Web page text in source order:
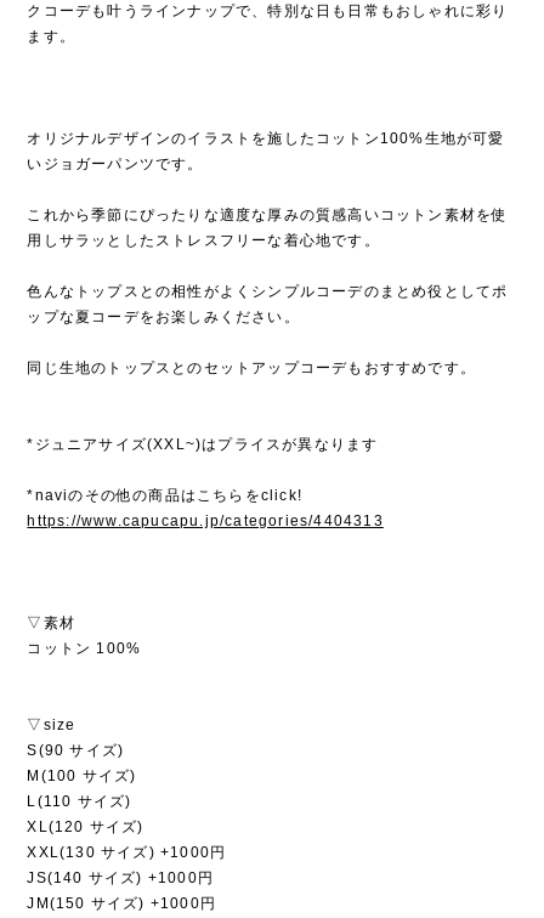
クコーデも叶うラインナップで、特別な日も日常もおしゃれに彩り
ます。
オリジナルデザインのイラストを施したコットン100%生地が可愛
いジョガーパンツです。
これから季節にぴったりな適度な厚みの質感高いコットン素材を使
用しサラッとしたストレスフリーな着心地です。
色んなトップスとの相性がよくシンプルコーデのまとめ役としてポ
ップな夏コーデをお楽しみください。
同じ生地のトップスとのセットアップコーデもおすすめです。
*ジュニアサイズ(XXL~)はプライスが異なります
*naviのその他の商品はこちらをclick!
https://www.capucapu.jp/categories/4404313
▽素材
コットン 100%
▽size
S(90 サイズ)
M(100 サイズ)
L(110 サイズ)
XL(120 サイズ)
XXL(130 サイズ) +1000円
JS(140 サイズ) +1000円
JM(150 サイズ) +1000円